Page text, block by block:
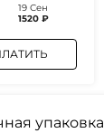
19 Сен
1520 ₽
упаковка